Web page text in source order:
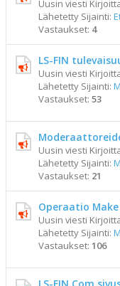
Uusin viesti
Lähetetty Sijainti:
Vastaukset: 4
LS-FIN
Uusin viesti
Lähetetty Sijainti:
Vastaukset: 53
Uusin viesti
Lähetetty Sijainti:
Vastaukset: 21
Operaatio Make
Uusin viesti
Lähetetty Sijainti:
Vastaukset: 106